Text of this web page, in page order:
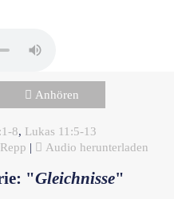
Anhören
8, Lukas 11:5-13
| Audio herunterladen
"Gleichnisse"